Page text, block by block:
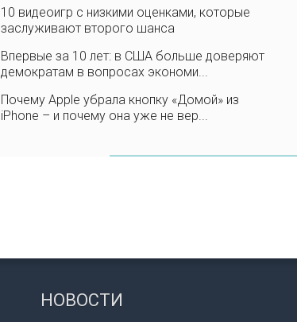
10 видеоигр с низкими оценками, которые
заслуживают второго шанса
Впервые за 10 лет: в США больше доверяют
демократам в вопросах экономи...
Почему Apple убрала кнопку «Домой» из
iPhone – и почему она уже не вер...
НОВОСТИ